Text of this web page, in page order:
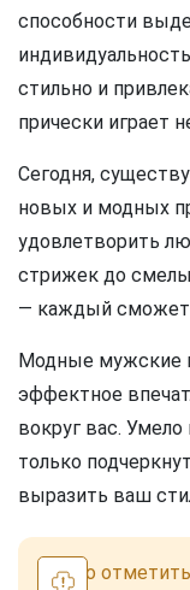
способности
стильно и
прически играет
Сегодня,
новых и модных
удовлетворить
стрижек до
— каждый сможет
Модные мужские
эффектное
вокруг вас.
только
выразить ваш
Важно